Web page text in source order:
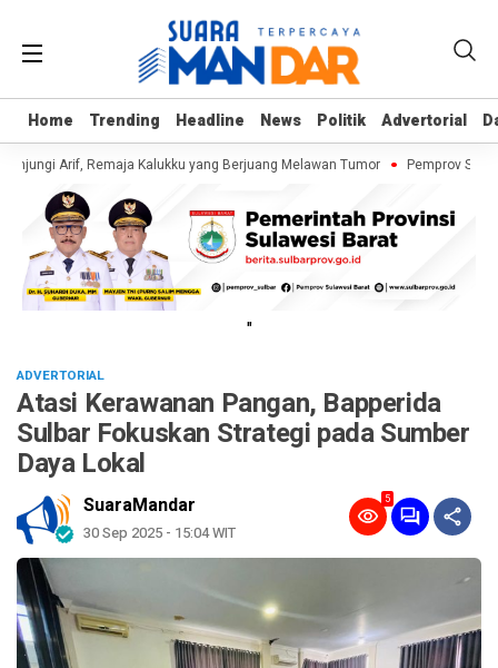
Home Trending Headline News Politik Advertorial
Home Trending Headline News Politik Advertorial
Arif, Remaja Kalukku yang Berjuang Melawan Tumor Pemprov Sulbar
"
ADVERTORIAL
Atasi Kerawanan Pangan, Bapperida
Sulbar Fokuskan Strategi pada Sumber
Daya Lokal
SuaraMandar
30 Sep 2025 - 15:04 WIT
5